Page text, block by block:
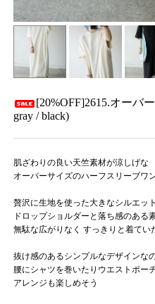
[20%OFF]2615.オーバ
gray / black)
肌ざわりの良い天竺素材が涼しげな
オーバーサイズのハーフスリーブワ
贅沢に生地を使った大きなシルエッ
ドロップショルダーと落ち感のある
無駄な広がりなく すっきりと着てい
抜け感のあるシンプルなデザインな
腰にシャツを巻いたりウエストポー
アレンジも楽しめそう